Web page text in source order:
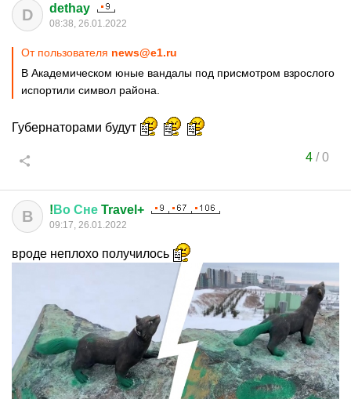
D dethay
08:38, 26.01.2022
От пользователя news@e1.ru
В Академическом юные вандалы под присмотром взрослого
испортили символ района.
Губернаторами будут
4/0
В ! Во Сне Travel+
09:17, 26.01.2022
вроде неплохо получилось